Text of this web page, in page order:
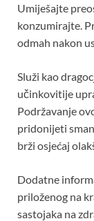
Umiješajte
konzumirajte.
odmah nakon
Služi kao
učinkovitije
Podržavanje
pridonijeti
brži osjećaj
Dodatne
priloženog na
sastojaka na